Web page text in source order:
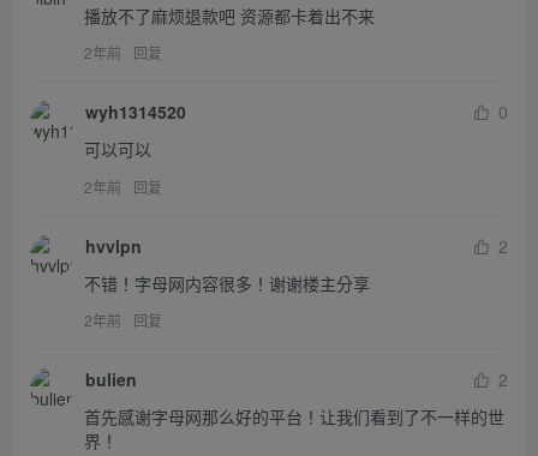
播放不了麻烦退款吧 资源都卡着出不来
2年前 回复
wyh1314520
0
可以可以
2年前 回复
hvvlpn
2
不错！字母网内容很多！谢谢楼主分享
2年前 回复
bulien
2
首先感谢字母网那么好的平台！让我们看到了不一样的世
界！